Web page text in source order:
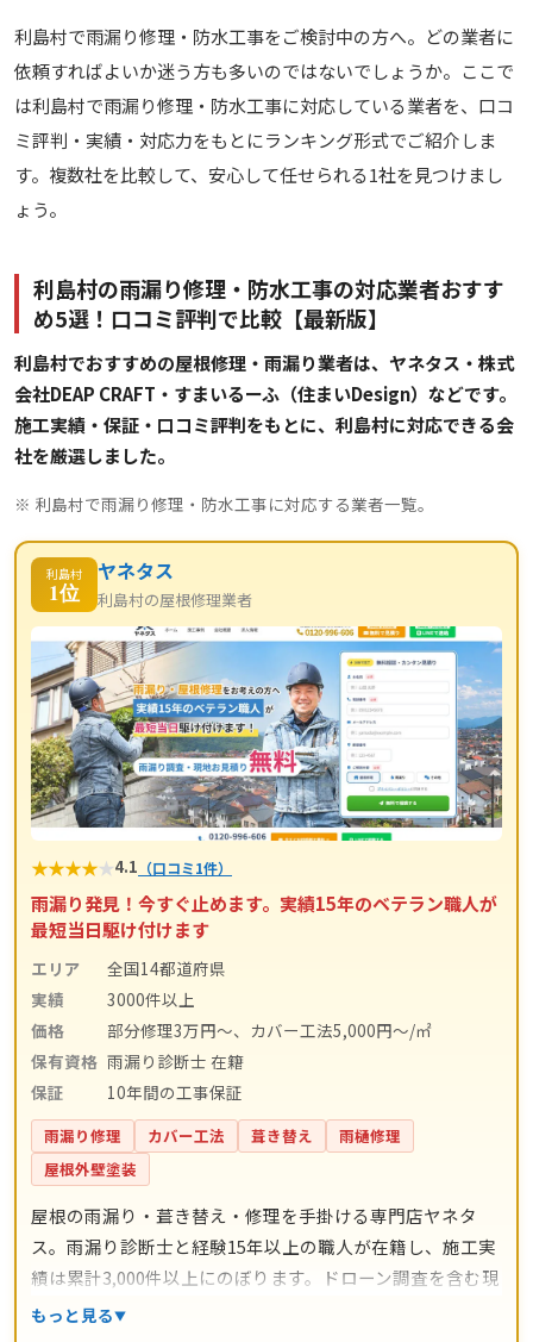
利島村で雨漏り修理・防水工事をご検討中の方へ。どの業者に
依頼すればよいか迷う方も多いのではないでしょうか。ここで
は利島村で雨漏り修理・防水工事に対応している業者を、口コ
ミ評判・実績・対応力をもとにランキング形式でご紹介しま
す。複数社を比較して、安心して任せられる1社を見つけまし
ょう。
利島村の雨漏り修理・防水工事の対応業者おすす
め5選！口コミ評判で比較【最新版】
利島村でおすすめの屋根修理・雨漏り業者は、ヤネタス・株式
会社DEAP CRAFT・すまいるーふ（住まいDesign）などです。
施工実績・保証・口コミ評判をもとに、利島村に対応できる会
社を厳選しました。
※ 利島村で雨漏り修理・防水工事に対応する業者一覧。
利島村
1位
ヤネタス
利島村の屋根修理業者
★★★★★4.1 （口コミ1件）
雨漏り発見！今すぐ止めます。実績15年のベテラン職人が
最短当日駆け付けます
エリア
全国14都道府県
実績
3000件以上
価格
部分修理3万円～、カバー工法5,000円～/㎡
保有資格 雨漏り診断士 在籍
保証
10年間の工事保証
雨漏り修理 カバー工法 葺き替え
雨樋修理
屋根外壁塗装
屋根の雨漏り・葺き替え・修理を手掛ける専門店ヤネタ
ス。雨漏り診断士と経験15年以上の職人が在籍し、施工実
績は累計3,000件以上にのぼります。ドローン調査を含む現
地調査・お見積り・出張費は無料。瓦ずれ直し1,500円〜/
もっと見る